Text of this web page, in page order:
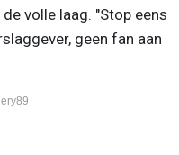
volle laag. "Stop eens
geen fan aan